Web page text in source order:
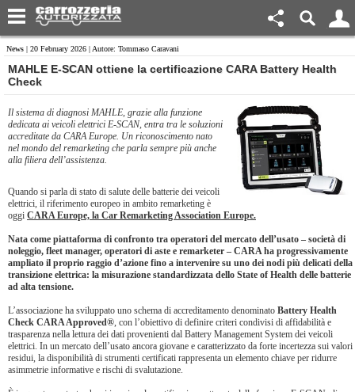
News | 20 February 2026 | Autore: Tommaso Caravani
​MAHLE E-SCAN ottiene la certificazione CARA Battery Health
Check
Il sistema di diagnosi MAHLE, grazie alla funzione
dedicata ai veicoli elettrici E-SCAN, entra tra le soluzioni
accreditate da CARA Europe. Un riconoscimento nato
nel mondo del remarketing che parla sempre più anche
alla filiera dell’assistenza.
Quando si parla di stato di salute delle batterie dei veicoli
elettrici, il riferimento europeo in ambito remarketing è
oggi CARA Europe, la Car Remarketing Association Europe.
Nata come piattaforma di confronto tra operatori del mercato dell’usato – società di
noleggio, fleet manager, operatori di aste e remarketer – CARA ha progressivamente
ampliato il proprio raggio d’azione fino a intervenire su uno dei nodi più delicati della
transizione elettrica: la misurazione standardizzata dello State of Health delle batterie
ad alta tensione.
L’associazione ha sviluppato uno schema di accreditamento denominato Battery Health
Check CARA Approved®, con l’obiettivo di definire criteri condivisi di affidabilità e
trasparenza nella lettura dei dati provenienti dal Battery Management System dei veicoli
elettrici. In un mercato dell’usato ancora giovane e caratterizzato da forte incertezza sui valori
residui, la disponibilità di strumenti certificati rappresenta un elemento chiave per ridurre
asimmetrie informative e rischi di svalutazione.